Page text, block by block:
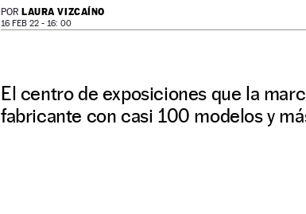
POR LAURA VIZCAÍNO
16 FEB 22 - 16: 00
El centro de exposiciones que la
fabricante con casi 100 modelos y